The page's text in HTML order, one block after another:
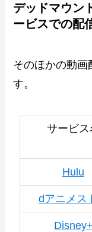
デッドマウン
ービスでの配
そのほかの動画
す。
サービス
Hulu
dアニメス
Disney+